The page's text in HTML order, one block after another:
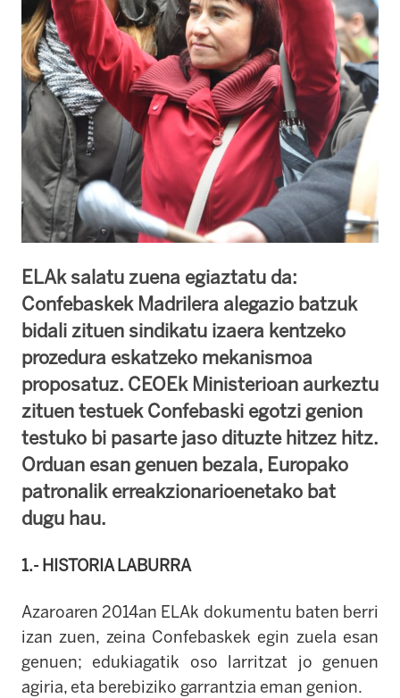
ELAk salatu zuena egiaztatu da:
Confebaskek Madrilera alegazio batzuk
bidali zituen sindikatu izaera kentzeko
prozedura eskatzeko mekanismoa
proposatuz. CEOEk Ministerioan aurkeztu
zituen testuek Confebaski egotzi genion
testuko bi pasarte jaso dituzte hitzez hitz.
Orduan esan genuen bezala, Europako
patronalik erreakzionarioenetako bat
dugu hau.
1.- HISTORIA LABURRA
Azaroaren 2014an ELAk dokumentu baten berri
izan zuen, zeina Confebaskek egin zuela esan
genuen; edukiagatik oso larritzat jo genuen
agiria, eta berebiziko garrantzia eman genion.